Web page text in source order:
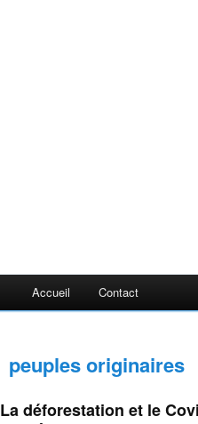
Accueil Contact
peuples originaires
La déforestation et le